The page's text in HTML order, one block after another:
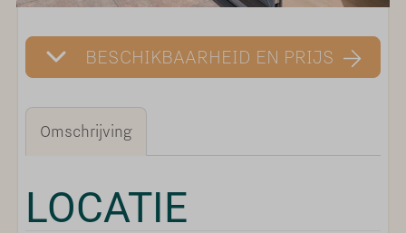
BESCHIKBAARHEID EN PRIJS
Omschrijving
LOCATIE